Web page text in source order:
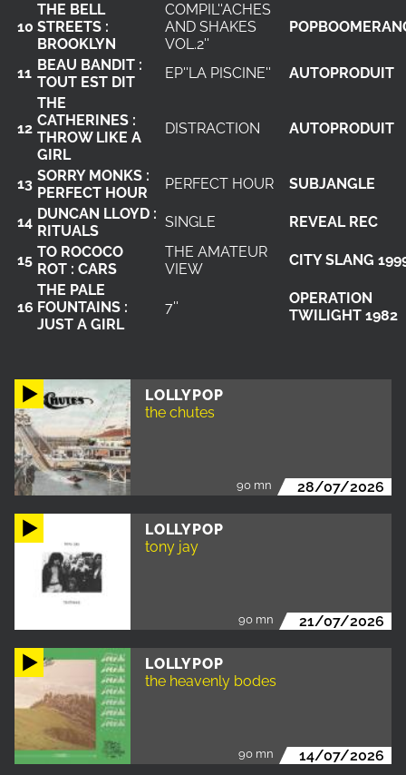
LOLLYPOP
the chutes
90 mn 28/07/2026
LOLLYPOP
tony jay
90 mn 21/07/2026
LOLLYPOP
the heavenly bodes
90 mn 14/07/2026
10
THE BELL
STREETS :
BROOKLYN
COMPIL''ACHES
AND SHAKES
VOL.2''
11 BEAU BANDIT :
TOUT EST DIT
EP''LA PISCINE'' AUTOPRODUIT
12
THE
CATHERINES :
THROW LIKE A
GIRL
DISTRACTION AUTOPRODUIT
13 SORRY MONKS :
PERFECT HOUR
PERFECT HOUR SUBJANGLE
14 DUNCAN LLOYD :
RITUALS
SINGLE REVEAL REC
15 TO ROCOCO
ROT : CARS
THE AMATEUR
VIEW
CITY SLANG
16
THE PALE
FOUNTAINS :
JUST A GIRL
7''
OPERATION
TWILIGHT 1982